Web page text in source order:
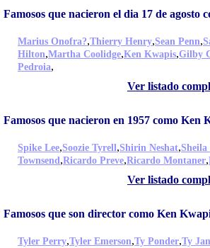
Famosos que nacieron el dia 17 de agosto
Marius Onofra?,Thierry Henry,Sean Penn,
Hilton,Martha Coolidge,Ken Kwapis,Gilby
Pedroia,
Ver listado
Famosos que nacieron en 1957 como Ken
Spike Lee,Soozie Tyrell,Shirin Neshat,Sheila
Townsend,Ricardo Preve,Ricardo Montaner,
Ver listado
Famosos que son director como Ken
Tyler Perry,Tyler Emerson,Ty Ponder,Ty